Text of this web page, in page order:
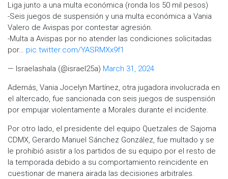
Liga junto a una multa económica (ronda los 50 mil pesos)
-Seis juegos de suspensión y una multa económica a Vania
Valero de Avispas por contestar agresión.
-Multa a Avispas por no atender las condiciones solicitadas
por… pic.twitter.com/YASRMXx9f1
— Israelashala (@israel25a) March 31, 2024
Además, Vania Jocelyn Martínez, otra jugadora involucrada en
el altercado, fue sancionada con seis juegos de suspensión
por empujar violentamente a Morales durante el incidente.
Por otro lado, el presidente del equipo Quetzales de Sajoma
CDMX, Gerardo Manuel Sánchez González, fue multado y se
le prohibió asistir a los partidos de su equipo por el resto de
la temporada debido a su comportamiento reincidente en
cuestionar de manera airada las decisiones arbitrales.